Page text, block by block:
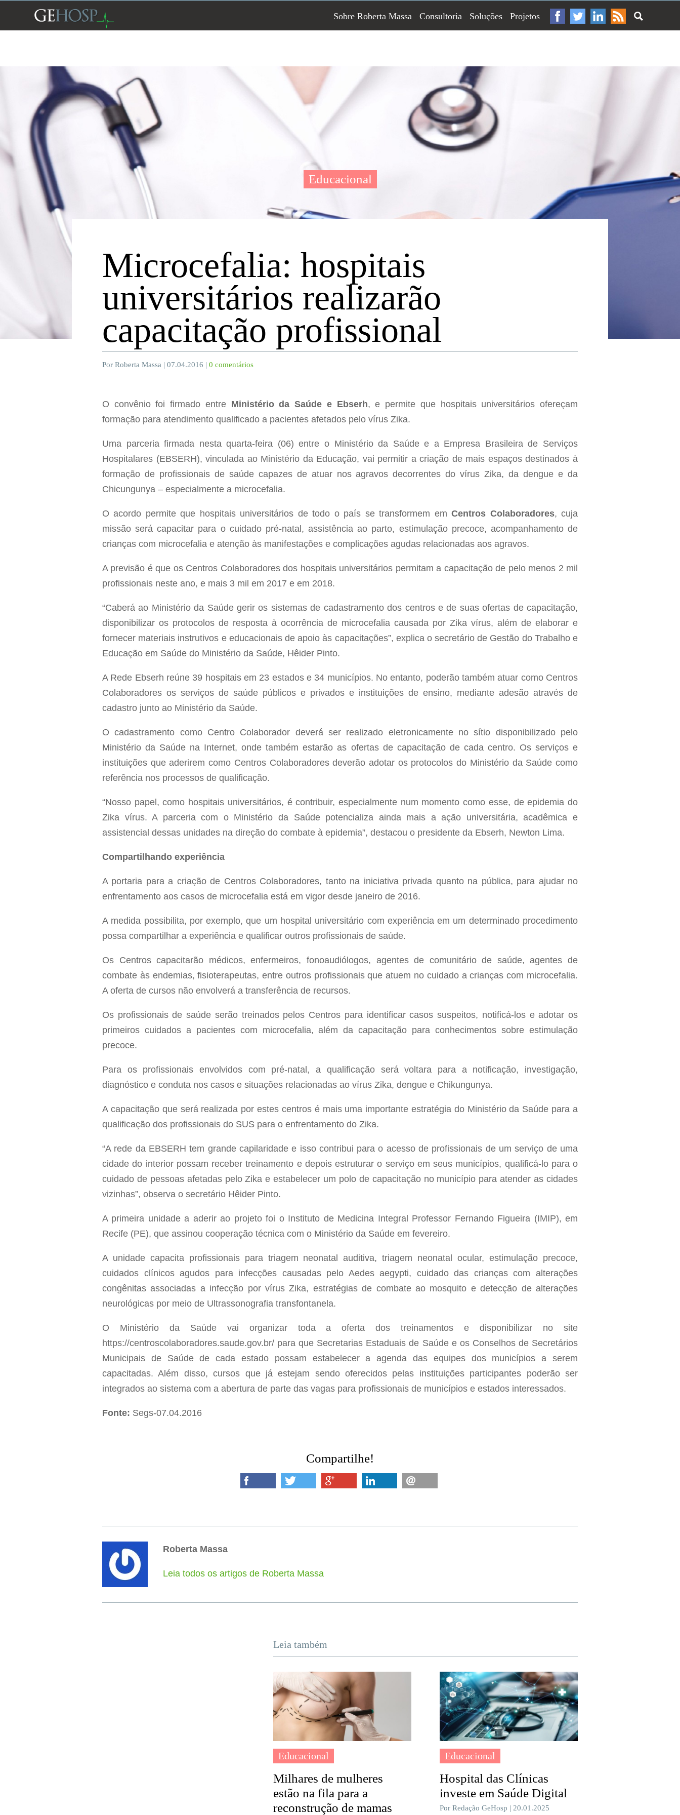
Sobre Roberta Massa Consultoria Soluções Projetos
Educacional
Microcefalia: hospitais
universitários realizarão
capacitação profissional
Por Roberta Massa | 07.04.2016 | 0 comentários
O convênio foi firmado entreMinistério da Saúde e Ebserh, e permite que hospitais universitários ofereçam
formação para atendimento qualificado a pacientes afetados pelo vírus Zika.
Uma parceria firmada nesta quarta-feira (06) entre o Ministério da Saúde e a Empresa Brasileira de Serviços
Hospitalares (EBSERH), vinculada ao Ministério da Educação, vai permitir a criação de mais espaços destinados à
formação de profissionais de saúde capazes de atuar nos agravos decorrentes do vírus Zika, da dengue e da
Chicungunya – especialmente a microcefalia.
O acordo permite que hospitais universitários de todo o país se transformem em Centros Colaboradores, cuja
missão será capacitar para o cuidado pré-natal, assistência ao parto, estimulação precoce, acompanhamento de
crianças com microcefalia e atenção às manifestações e complicações agudas relacionadas aos agravos.
A previsão é que os Centros Colaboradores dos hospitais universitários permitam a capacitação de pelo menos 2 mil
profissionais neste ano, e mais 3 mil em 2017 e em 2018.
“Caberá ao Ministério da Saúde gerir os sistemas de cadastramento dos centros e de suas ofertas de capacitação,
disponibilizar os protocolos de resposta à ocorrência de microcefalia causada por Zika vírus, além de elaborar e
fornecer materiais instrutivos e educacionais de apoio às capacitações”, explica o secretário de Gestão do Trabalho e
Educação em Saúde do Ministério da Saúde, Hêider Pinto.
A Rede Ebserh reúne 39 hospitais em 23 estados e 34 municípios. No entanto, poderão também atuar como Centros
Colaboradores os serviços de saúde públicos e privados e instituições de ensino, mediante adesão através de
cadastro junto ao Ministério da Saúde.
O cadastramento como Centro Colaborador deverá ser realizado eletronicamente no sítio disponibilizado pelo
Ministério da Saúde na Internet, onde também estarão as ofertas de capacitação de cada centro. Os serviços e
instituições que aderirem como Centros Colaboradores deverão adotar os protocolos do Ministério da Saúde como
referência nos processos de qualificação.
“Nosso papel, como hospitais universitários, é contribuir, especialmente num momento como esse, de epidemia do
Zika vírus. A parceria com o Ministério da Saúde potencializa ainda mais a ação universitária, acadêmica e
assistencial dessas unidades na direção do combate à epidemia”, destacou o presidente da Ebserh, Newton Lima.
Compartilhando experiência
A portaria para a criação de Centros Colaboradores, tanto na iniciativa privada quanto na pública, para ajudar no
enfrentamento aos casos de microcefalia está em vigor desde janeiro de 2016.
A medida possibilita, por exemplo, que um hospital universitário com experiência em um determinado procedimento
possa compartilhar a experiência e qualificar outros profissionais de saúde.
Os Centros capacitarão médicos, enfermeiros, fonoaudiólogos, agentes de comunitário de saúde, agentes de
combate às endemias, fisioterapeutas, entre outros profissionais que atuem no cuidado a crianças com microcefalia.
A oferta de cursos não envolverá a transferência de recursos.
Os profissionais de saúde serão treinados pelos Centros para identificar casos suspeitos, notificá-los e adotar os
primeiros cuidados a pacientes com microcefalia, além da capacitação para conhecimentos sobre estimulação
precoce.
Para os profissionais envolvidos com pré-natal, a qualificação será voltara para a notificação, investigação,
diagnóstico e conduta nos casos e situações relacionadas ao vírus Zika, dengue e Chikungunya.
A capacitação que será realizada por estes centros é mais uma importante estratégia do Ministério da Saúde para a
qualificação dos profissionais do SUS para o enfrentamento do Zika.
“A rede da EBSERH tem grande capilaridade e isso contribui para o acesso de profissionais de um serviço de uma
cidade do interior possam receber treinamento e depois estruturar o serviço em seus municípios, qualificá-lo para o
cuidado de pessoas afetadas pelo Zika e estabelecer um polo de capacitação no município para atender as cidades
vizinhas”, observa o secretário Hêider Pinto.
A primeira unidade a aderir ao projeto foi o Instituto de Medicina Integral Professor Fernando Figueira (IMIP), em
Recife (PE), que assinou cooperação técnica com o Ministério da Saúde em fevereiro.
A unidade capacita profissionais para triagem neonatal auditiva, triagem neonatal ocular, estimulação precoce,
cuidados clínicos agudos para infecções causadas pelo Aedes aegypti, cuidado das crianças com alterações
congênitas associadas a infecção por vírus Zika, estratégias de combate ao mosquito e detecção de alterações
neurológicas por meio de Ultrassonografia transfontanela.
O Ministério da Saúde vai organizar toda a oferta dos treinamentos e disponibilizar no site
https://centroscolaboradores.saude.gov.br/ para que Secretarias Estaduais de Saúde e os Conselhos de Secretários
Municipais de Saúde de cada estado possam estabelecer a agenda das equipes dos municípios a serem
capacitadas. Além disso, cursos que já estejam sendo oferecidos pelas instituições participantes poderão ser
integrados ao sistema com a abertura de parte das vagas para profissionais de municípios e estados interessados.
Fonte: Segs-07.04.2016
Compartilhe!
Roberta Massa
Leia todos os artigos de Roberta Massa
Leia também
Educacional
Milhares de mulheres
estão na fila para a
reconstrução de mamas
Educacional
Hospital das Clínicas
investe em Saúde Digital
Por Redação GeHosp | 20.01.2025